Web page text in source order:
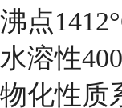
沸点
水溶性
物化性质